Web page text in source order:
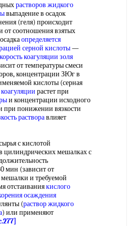
растворов жидкого
выпадение в осадок
(геля) происходит
от соотношения взятых
определяется
серной кислоты—
коагуляции золя
от температуры смеси
концентрации ЗЮг в
кислоты (серная
растет при
и концентрации исходного
при понижении вязкости
растворавлияет
с кислотой
цилиндрических мешалках с
мин (зависит от
и требуемой
отстаиваниякислого
осаждения
(раствор жидкого
) или применяют